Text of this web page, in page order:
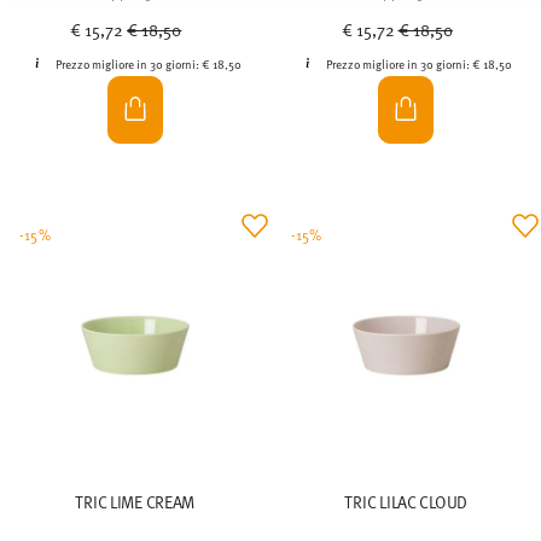
haben.€ 15,72Price reduced from
€ 18,50
Prezzo migliore in 30 giorni: € 18,50
€ 15,72Price reduced from
€ 18,50
Prezzo migliore in 30 giorni:€ 18,50
TRIC LIME CREAM
-15%
TRIC LILAC CLOUD
-15%